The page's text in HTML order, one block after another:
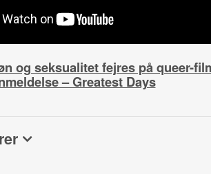
og seksualitet fejres på queer-
– Greatest Days